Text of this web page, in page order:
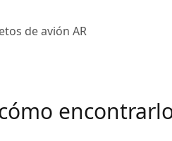
de avión AR